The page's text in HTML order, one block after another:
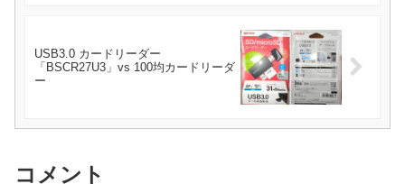
USB3.0 カードリーダー
「BSCR27U3」vs 100均カードリーダ
ー
コメント